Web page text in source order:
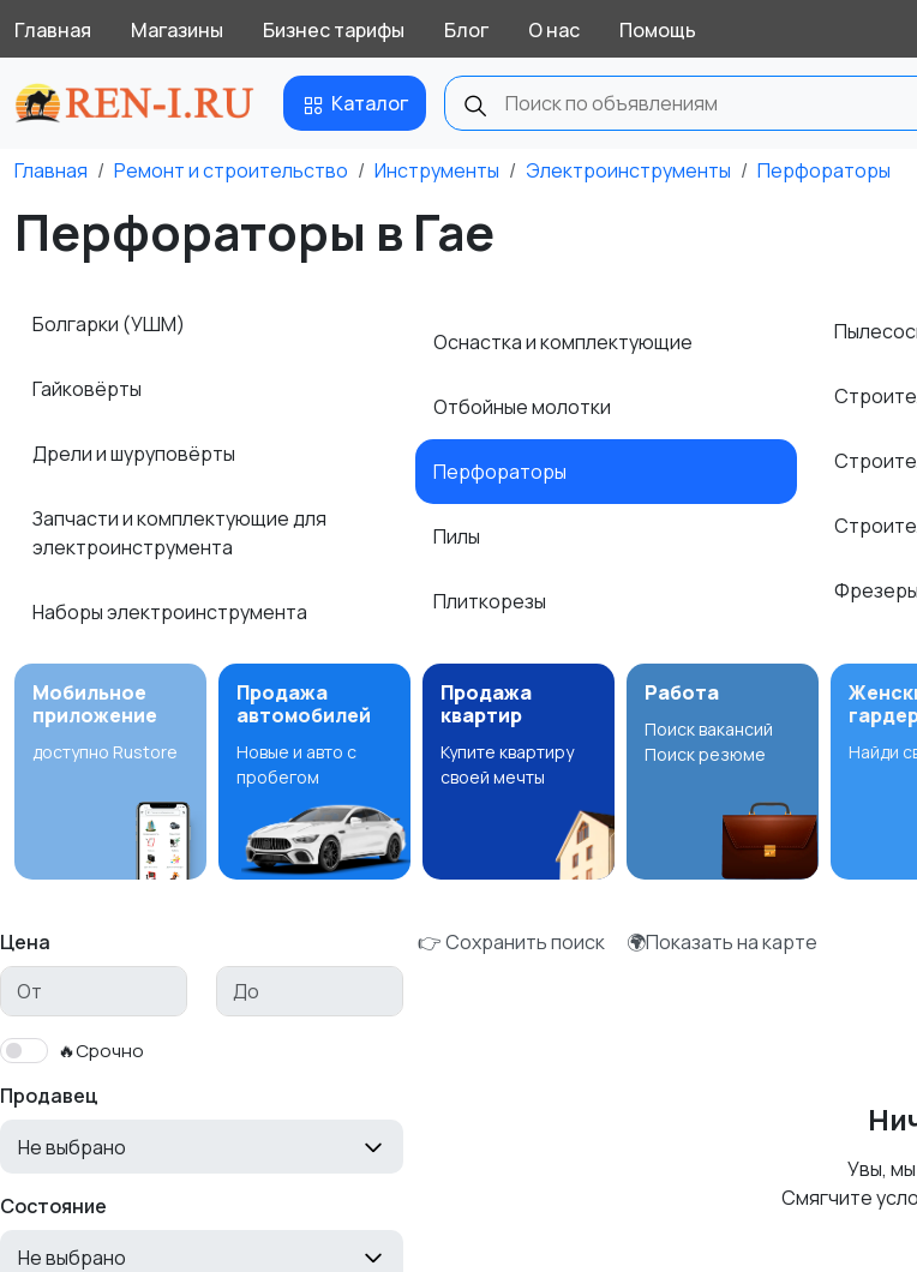
Главная Магазины Бизнес тарифы Блог О нас Помощь
Каталог
Главная Ремонт и строительство Инструменты Электроинструменты Перфораторы
Перфораторы в Гае
Болгарки (УШМ)
Гайковёрты
Дрели и шуруповёрты
Запчасти и комплектующие для
электроинструмента
Наборы электроинструмента
Оснастка и комплектующие
Отбойные молотки
Перфораторы
Пилы
Плиткорезы Фрезеры
Мобильное
приложение
доступно Rustore
Продажа
автомобилей
Новые и авто с
пробегом
Продажа
квартир
Купите квартиру
своей мечты
Работа
Поиск вакансий
Поиск резюме
Найди
Цена
🔥Срочно
Продавец
Не выбрано
Состояние
Не выбрано
👉 Сохранить поиск 🌍Показать на карте
Увы,
Смягчите